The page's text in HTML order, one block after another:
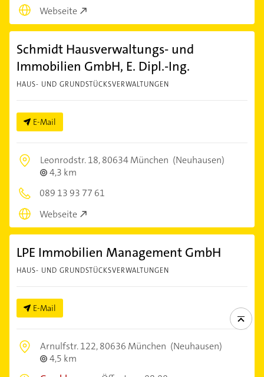
Webseite
Schmidt Hausverwaltungs- und
Immobilien GmbH, E. Dipl.-Ing.
HAUS- UND GRUNDSTÜCKSVERWALTUNGEN
E-Mail
Leonrodstr. 18,80634 München (Neuhausen)
4,3 km
089 13 93 77 61
Webseite
LPE Immobilien Management GmbH
HAUS- UND GRUNDSTÜCKSVERWALTUNGEN
E-Mail
Arnulfstr. 122,80636 München (Neuhausen)
4,5 km